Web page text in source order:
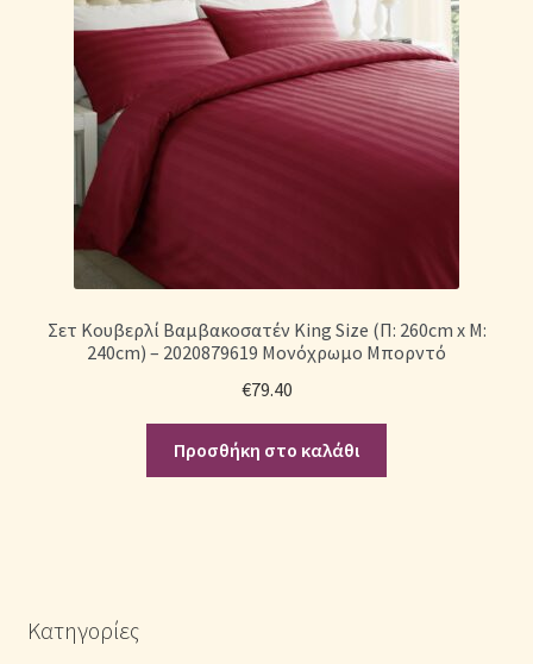
Σετ Κουβερλί Βαμβακοσατέν King Size (Π: 260cm x Μ:
240cm) – 2020879619 Μονόχρωμο Μπορντό
€79.40
Προσθήκη στο καλάθι
Κατηγορίες